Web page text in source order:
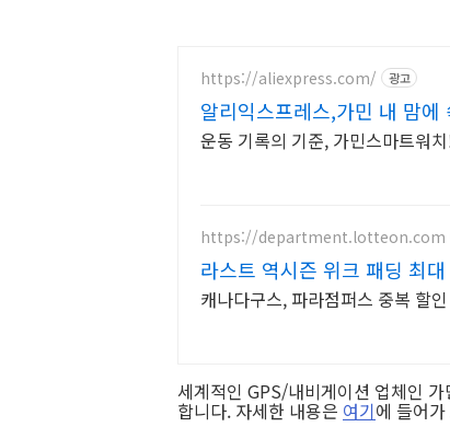
https://aliexpress.com/ 광고
알리익스프레스,가민 내 맘에
운동 기록의 기준, 가민스마트워
https://department.lotteon.com
라스트 역시즌 위크 패딩 최
캐나다구스, 파라점퍼스 중복 할
세계적인 GPS/내비게이션 업체인
합니다. 자세한 내용은 여기에 들어